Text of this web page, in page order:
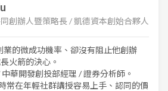
創辦人暨策略長 / 凱德資本創始合夥人
業的微成功機率、卻沒有阻止他創辦
火箭的決心。
華開發創投部經理 / 證券分析師。
常在年輕社群講授容易上手、認同的價